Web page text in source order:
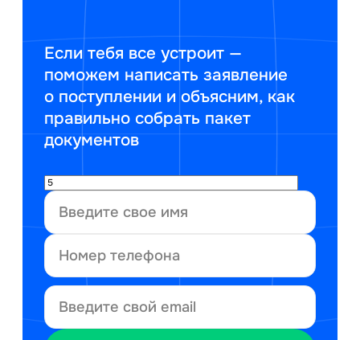
Если тебя все устроит —
поможем написать заявление
о поступлении и объясним, как
правильно собрать пакет
документов